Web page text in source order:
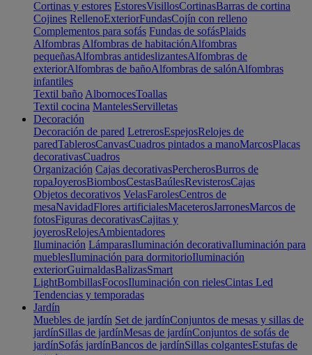
Cortinas y estores EstoresVisillosCortinasBarras de cortina
Cojines RellenoExteriorFundasCojín con relleno
Complementos para sofás Fundas de sofásPlaids
Alfombras Alfombras de habitaciónAlfombras
pequeñasAlfombras antideslizantesAlfombras de
exteriorAlfombras de bañoAlfombras de salónAlfombras
infantiles
Textil baño AlbornocesToallas
Textil cocina MantelesServilletas
Decoración
Decoración de pared LetrerosEspejosRelojes de
paredTablerosCanvasCuadros pintados a manoMarcosPlacas
decorativasCuadros
Organización Cajas decorativasPercherosBurros de
ropaJoyerosBiombosCestasBaúlesRevisterosCajas
Objetos decorativos VelasFarolesCentros de
mesaNavidadFlores artificialesMaceterosJarronesMarcos de
fotosFiguras decorativasCajitas y
joyerosRelojesAmbientadores
Iluminación LámparasIluminación decorativaIluminación para
mueblesIluminación para dormitorioIluminación
exteriorGuirnaldasBalizasSmart
LightBombillasFocosIluminación con rielesCintas Led
Tendencias y temporadas
Jardín
Muebles de jardín Set de jardínConjuntos de mesas y sillas de
jardínSillas de jardínMesas de jardínConjuntos de sofás de
jardínSofás jardínBancos de jardínSillas colgantesEstufas de